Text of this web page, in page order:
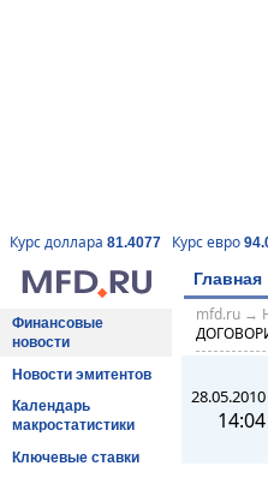
Курс доллара 81.4077 Курс евро
Главная
Финансовые
новости
Новости эмитентов
Календарь
макростатистики
Ключевые ставки
mfd.ru→
28.05.2010
14:04